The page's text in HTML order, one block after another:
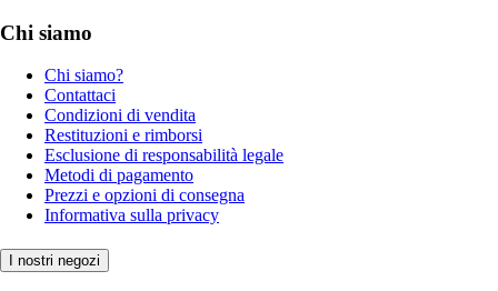
Chi siamo
Chi siamo?
Contattaci
Condizioni di vendita
Restituzioni e rimborsi
Esclusione di responsabilità legale
Metodi di pagamento
Prezzi e opzioni di consegna
Informativa sulla privacy
I nostri negozi